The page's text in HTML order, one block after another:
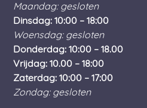
Maandag: gesloten
Dinsdag: 10:00 – 18:00
Woensdag: gesloten
Donderdag: 10:00 – 18.00
Vrijdag: 10.00 – 18:00
Zaterdag: 10:00 – 17:00
Zondag: gesloten